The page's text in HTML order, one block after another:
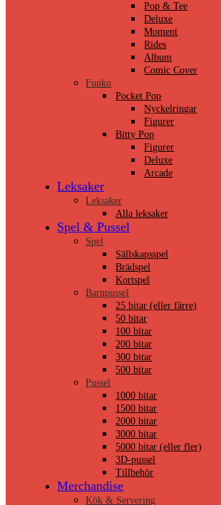
Pop & Tee
Deluxe
Moment
Rides
Album
Comic Cover
Funko
Pocket Pop
Nyckelringar
Figurer
Bitty Pop
Figurer
Deluxe
Arcade
Leksaker
Leksaker
Alla leksaker
Spel & Pussel
Spel
Sällskapsspel
Brädspel
Kortspel
Barnpussel
25 bitar (eller färre)
50 bitar
100 bitar
200 bitar
300 bitar
500 bitar
Pussel
1000 bitar
1500 bitar
2000 bitar
3000 bitar
5000 bitar (eller fler)
3D-pussel
Tillbehör
Merchandise
Kök & Servering